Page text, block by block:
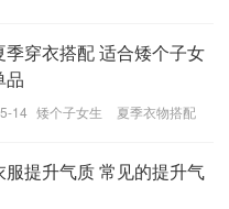
季穿衣搭配 适合矮个子女
品
14 矮个子女生
夏季衣物搭配
服提升气质 常见的提升气